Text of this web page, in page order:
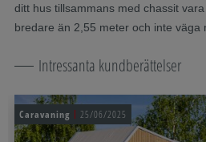
ditt hus tillsammans med chassit
bredare än 2,55 meter och inte väga
Intressanta kundberättelser
Caravaning 25/06/2025